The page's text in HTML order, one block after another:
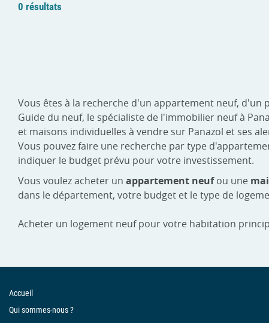
0 résultats
Vous êtes à la recherche d'un appartement neuf, d'un
Guide du neuf, le spécialiste de l'immobilier neuf à
et maisons individuelles à vendre sur Panazol et ses
Vous pouvez faire une recherche par type
indiquer le budget prévu pour votre investissement.
Vous voulez acheter un appartement neufou une
dans le département, votre budget et le type de
Acheter un logement neuf pour votre habitation
Accueil
Qui sommes-nous ?